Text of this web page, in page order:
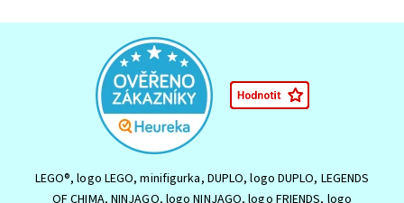
LEGO®, logo LEGO, minifigurka, DUPLO, logo DUPLO, LEGENDS
OF CHIMA, NINJAGO, logo NINJAGO, logo FRIENDS, logo